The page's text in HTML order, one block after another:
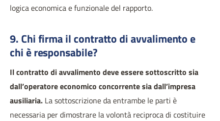
logica economica e funzionale del rapporto.
9. Chi firma il contratto di avvalimento e
chi è responsabile?
Il contratto di avvalimento deve essere sottoscritto sia
dall’operatore economico concorrente sia dall’impresa
ausiliaria. La sottoscrizione da entrambe le parti è
necessaria per dimostrare la volontà reciproca di costituire